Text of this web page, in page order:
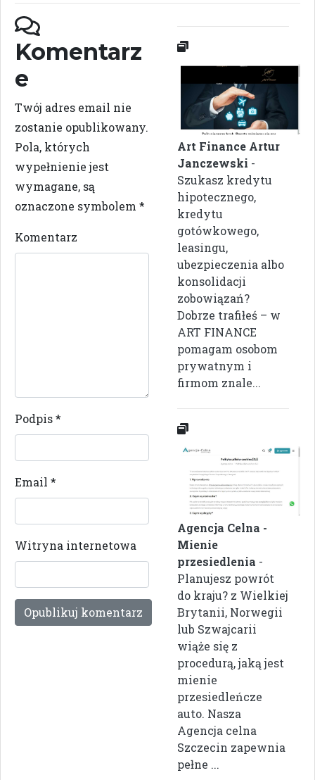
Komentarz
e
Twój adres email nie
zostanie opublikowany.
Pola, których
wypełnienie jest
wymagane, są
oznaczone symbolem *
Komentarz
Podpis*
Email *
Witryna internetowa
Art Finance Artur
Janczewski -
Szukasz kredytu
hipotecznego,
kredytu
gotówkowego,
leasingu,
ubezpieczenia albo
konsolidacji
zobowiązań?
Dobrze trafiłeś – w
ART FINANCE
pomagam osobom
prywatnym i
firmom znale...
Agencja Celna -
Mienie
przesiedlenia -
Planujesz powrót
do kraju? z Wielkiej
Brytanii, Norwegii
lub Szwajcarii
wiąże się z
procedurą, jaką jest
mienie
przesiedleńcze
auto. Nasza
Agencja celna
Szczecin zapewnia
pełne ...